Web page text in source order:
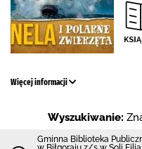
Więcej informacji
Wyszukiwanie:
Gminna Biblioteka